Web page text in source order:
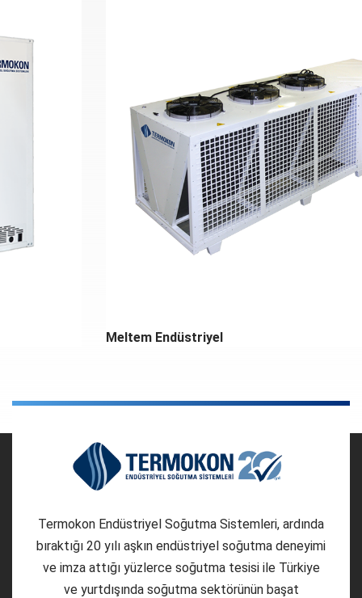
Meltem Endüstriyel
Termokon Endüstriyel Soğutma Sistemleri, ardında
bıraktığı 20 yılı aşkın endüstriyel soğutma deneyimi
ve imza attığı yüzlerce soğutma tesisi ile Türkiye
ve yurtdışında soğutma sektörünün başat